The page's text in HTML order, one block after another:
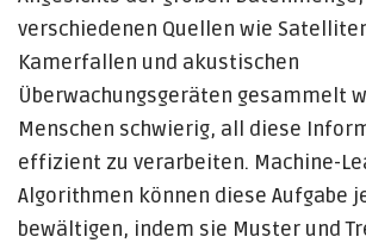
verschiedenen Quellen wie
Kamerfallen und akustischen
Überwachungsgeräten gesammelt
Menschen schwierig, all diese
effizient zu verarbeiten. Machine-
Algorithmen können diese Aufgabe
bewältigen, indem sie Muster und